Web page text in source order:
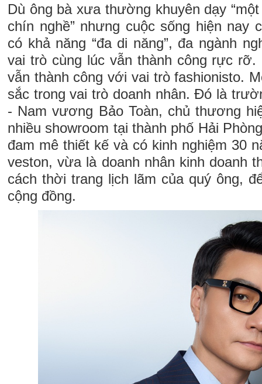
Dù ông bà xưa thường khuyên dạy
chín nghề” nhưng cuộc sống hiện nay
có khả năng “đa di năng”, đa ngành
vai trò cùng lúc vẫn thành công rực rỡ.
vẫn thành công với vai trò fashionisto.
sắc trong vai trò doanh nhân. Đó là
- Nam vương Bảo Toàn, chủ thương
nhiều showroom tại thành phố Hải
đam mê thiết kế và có kinh nghiệm 30
veston, vừa là doanh nhân kinh doanh
cách thời trang lịch lãm của quý ông,
cộng đồng.